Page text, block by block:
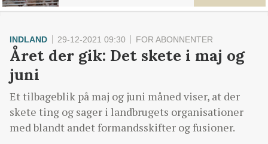
INDLAND 29-12-2021 09:30 FOR ABONNENTER
Året der gik: Det skete i maj og
juni
Et tilbageblik på maj og juni måned viser, at der
skete ting og sager i landbrugets organisationer
med blandt andet formandsskifter og fusioner.